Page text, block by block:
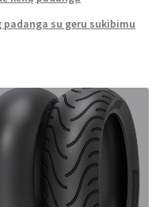
padanga su geru sukibimu